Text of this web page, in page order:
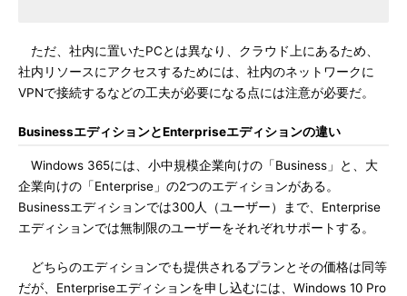
ただ、社内に置いたPCとは異なり、クラウド上にあるため、
社内リソースにアクセスするためには、社内のネットワークに
VPNで接続するなどの工夫が必要になる点には注意が必要だ。
BusinessエディションとEnterpriseエディションの違い
Windows 365には、小中規模企業向けの「Business」と、大
企業向けの「Enterprise」の2つのエディションがある。
Businessエディションでは300人（ユーザー）まで、Enterprise
エディションでは無制限のユーザーをそれぞれサポートする。
どちらのエディションでも提供されるプランとその価格は同等
だが、Enterpriseエディションを申し込むには、Windows 10 Pro